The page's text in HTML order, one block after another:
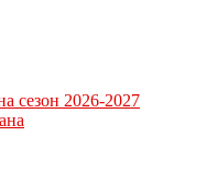
сезон 2026-2027